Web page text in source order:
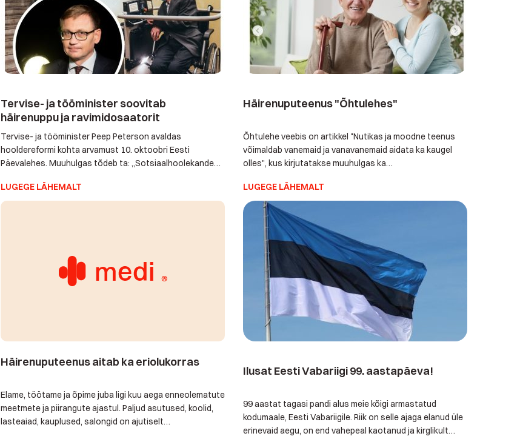
Tervise- ja tööminister soovitab
häirenuppu ja ravimidosaatorit
Tervise- ja tööminister Peep Peterson avaldas
hooldereformi kohta arvamust 10. oktoobri Eesti
Päevalehes. Muuhulgas tõdeb ta: „Sotsiaalhoolekande
elamiseks. Kodus elamist võib toetada nii vahetult kodus
osutatava koduteenuse, tugiisiku, isikliku abistada,
andev liikumisandur […]
LUGEGE LÄHEMALT
Häirenuputeenus "Õhtulehes"
Õhtulehe veebis on artikkel "Nutikas ja moodne teenus
võimaldab vanemaid ja vanavanemaid aidata ka kaugel
olles", kus kirjutatakse muuhulgas ka
elamist toetavatest moodsatest lahendustest. Me kõik
teame kedagi, keda häirenupp oma kodus aidata saaks. Nii
koroonakriisi ajal kui ka pärast seda. Tasub lugeda!
LUGEGE LÄHEMALT
Häirenuputeenus aitab ka eriolukorras
Elame, töötame ja õpime juba ligi kuu aega enneolematute
meetmete ja piirangute ajastul. Paljud asutused, koolid,
lasteaiad, kauplused, salongid on ajutiselt
Ilusat Eesti Vabariigi 99. aastapäeva!
99 aastat tagasi pandi alus meie kõigi armastatud
kodumaale, Eesti Vabariigile. Riik on selle ajaga elanud üle
erinevaid aegu, on end vahepeal kaotanud ja kirglikult